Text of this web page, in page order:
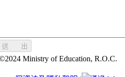
送 出
Ministry of Education, R.O.C.